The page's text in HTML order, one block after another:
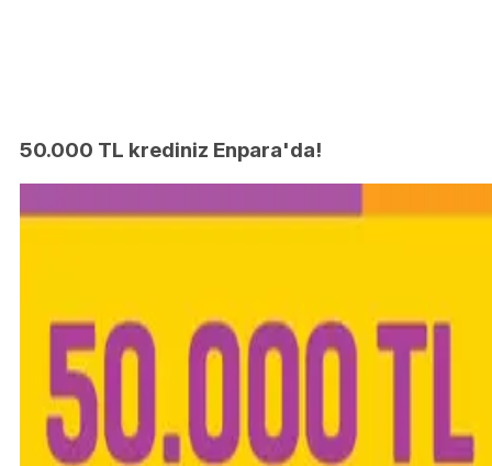
50.000 TL krediniz Enpara'da!